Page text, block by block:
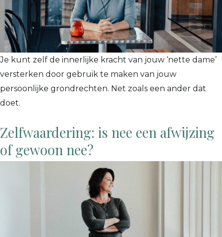
Je kunt zelf de innerlijke kracht van jouw ‘nette dame’
versterken door gebruik te maken van jouw
persoonlijke grondrechten. Net zoals een ander dat
doet.
Zelfwaardering: is nee een afwijzing
of gewoon nee?